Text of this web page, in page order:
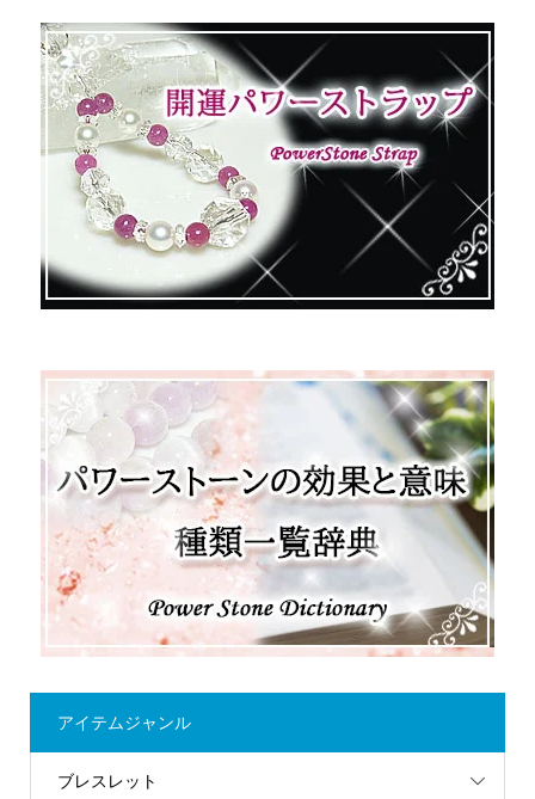
アイテムジャンル
ブレスレット